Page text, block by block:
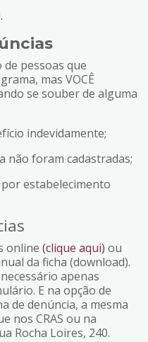
pessoas que
mas VOCÊ
se souber de alguma
indevidamente;
não foram cadastradas;
estabelecimento
online (clique aqui) ou
da ficha (download).
apenas
E na opção de
de denúncia, a mesma
nos CRAS ou na
Rocha Loires, 240.